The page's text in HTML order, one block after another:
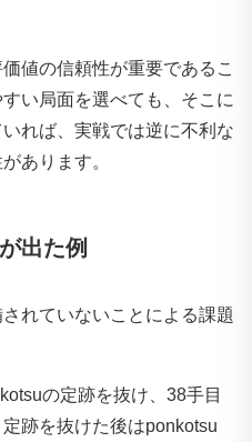
値の信頼性が重要であるこ
い局面を選べても、そこに
れば、実戦では逆に不利な
あります。
出た例
れていないことによる課題
の定跡を抜け、38手目
跡を抜けた後はponkotsu